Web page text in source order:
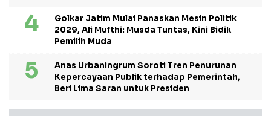
Golkar Jatim Mulai Panaskan Mesin Politik
2029, Ali Mufthi: Musda Tuntas, Kini Bidik
Pemilih Muda
Anas Urbaningrum Soroti Tren Penurunan
Kepercayaan Publik terhadap Pemerintah,
Beri Lima Saran untuk Presiden